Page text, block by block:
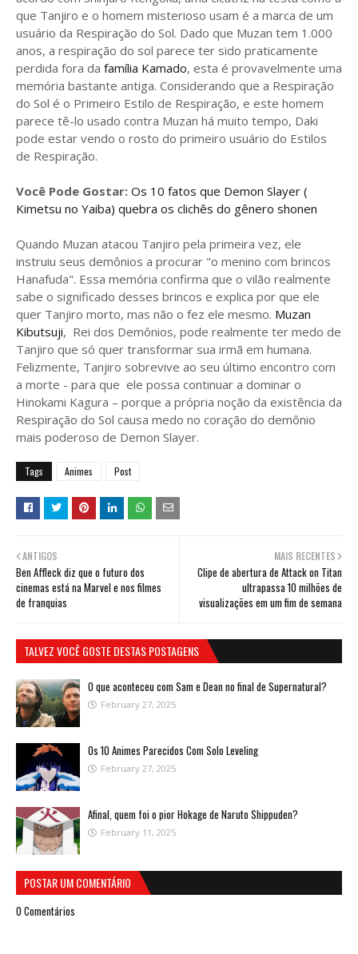
que Tanjiro e o homem misterioso usam é a marca de um
usuário da Respiração do Sol. Dado que Muzan tem 1.000
anos, a respiração do sol parece ter sido praticamente
perdida fora da família Kamado, esta é provavelmente uma
memória bastante antiga. Considerando que a Respiração
do Sol é o Primeiro Estilo de Respiração, e este homem
parece tê-lo usado contra Muzan há muito tempo, Daki
pode estar vendo o rosto do primeiro usuário do Estilos
de Respiração.
Você Pode Gostar: Os 10 fatos que Demon Slayer (
Kimetsu no Yaiba) quebra os clichês do gênero shonen
Quando Muzan atacou Tanjiro pela primeira vez, ele
instruiu seus demônios a procurar "o menino com brincos
Hanafuda". Essa memória confirma que o vilão realmente
sabe o significado desses brincos e explica por que ele
quer Tanjiro morto, mas não o fez ele mesmo. Muzan
Kibutsuji, Rei dos Demônios, pode realmente ter medo de
Tanjiro que só quer transformar sua irmã em humana.
Felizmente, Tanjiro sobrevive ao seu último encontro com
a morte - para que ele possa continuar a dominar o
Hinokami Kagura – porque a própria noção da existência da
Respiração do Sol causa medo no coração do demônio
mais poderoso de Demon Slayer.
Tags Animes Post
MAIS RECENTES
Clipe de abertura de Attack on Titan
ultrapassa 10 milhões de
visualizações em um fim de semana
ANTIGOS
Ben Affleck diz que o futuro dos
cinemas está na Marvel e nos filmes
de franquias
TALVEZ VOCÊ GOSTE DESTAS POSTAGENS
O que aconteceu com Sam e Dean no final de Supernatural?
February 27, 2025
Os 10 Animes Parecidos Com Solo Leveling
February 27, 2025
Afinal, quem foi o pior Hokage de Naruto Shippuden?
February 11, 2025
POSTAR UM COMENTÁRIO
0 Comentários